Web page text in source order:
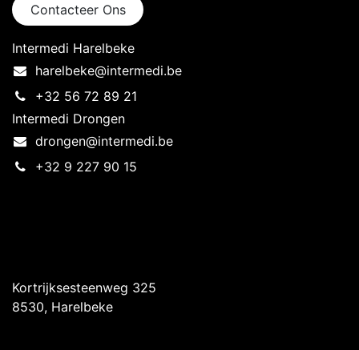
Contacteer Ons
Intermedi Harelbeke
harelbeke@intermedi.be
+32 56 72 89 21
Intermedi Drongen
drongen@intermedi.be
+32 9 227 90 15
Kortrijksesteenweg 325
8530, Harelbeke